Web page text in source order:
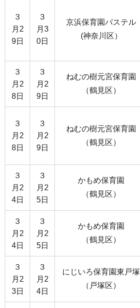
３
月2
9日
３
月3
0日
京浜保育園パステル
(神奈川区）
３
月2
8日
３
月2
9日
ねむの樹元宮保育園
（鶴見区）
３
月2
8日
３
月2
9日
ねむの樹元宮保育園
（鶴見区）
３
月2
4日
３
月2
5日
かもめ保育園
（鶴見区）
３
月2
4日
３
月2
5日
かもめ保育園
（鶴見区）
３
月2
3日
３
月2
4日
にじいろ保育園東戸塚
（戸塚区）